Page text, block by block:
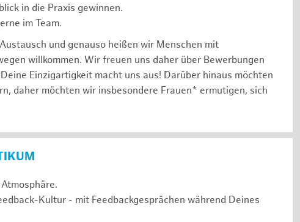
in die Praxis gewinnen.
im Team.
und genauso heißen wir Menschen mit
willkommen. Wir freuen uns daher über Bewerbungen
Einzigartigkeit macht uns aus! Darüber hinaus möchten
daher möchten wir insbesondere Frauen* ermutigen, sich
Kultur - mit Feedbackgesprächen während Deines